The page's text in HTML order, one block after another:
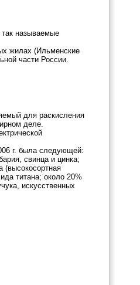
называемые
жилах (Ильменские
части России.
для раскисления
деле.
г. была следующей:
свинца и цинка;
(высокосортная
титана; около 20%
искусственных